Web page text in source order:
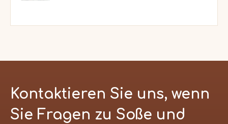
Kontaktieren Sie uns, wenn
Sie Fragen zu Soße und